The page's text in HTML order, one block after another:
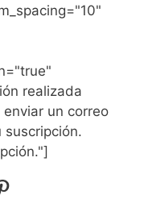
realizada
un correo
suscripción.